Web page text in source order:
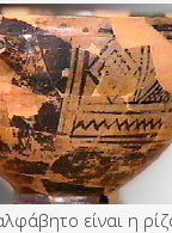
είναι η